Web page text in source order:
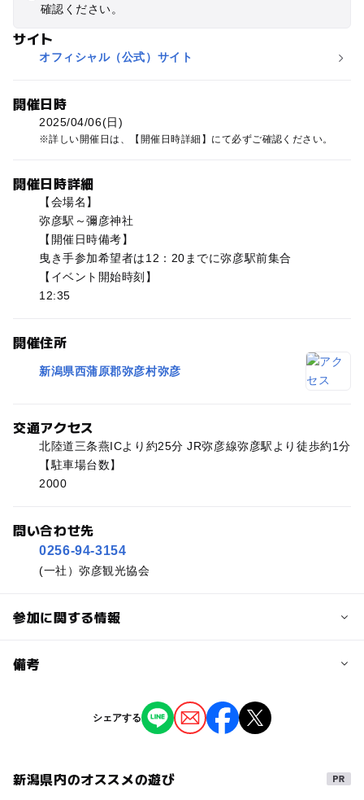
確認ください。
サイト
オフィシャル（公式）サイト
開催日時
2025/04/06(日)
詳しい開催日は、【開催日時詳細】にて必ずご確認ください。
開催日時詳細
【会場名】
弥彦駅～彌彦神社
【開催日時備考】
曳き手参加希望者は12：20までに弥彦駅前集合
【イベント開始時刻】
12:35
開催住所
新潟県西蒲原郡弥彦村弥彦
交通アクセス
北陸道三条燕ICより約25分 JR弥彦線弥彦駅より徒歩約1分
【駐車場台数】
2000
問い合わせ先
0256-94-3154
(一社）弥彦観光協会
参加に関する情報
予約/応募
備考
※掲載の情報は天候や主催者側の都合などにより変更にな
ることがあります。
シェアする
新潟県内のオススメの遊び